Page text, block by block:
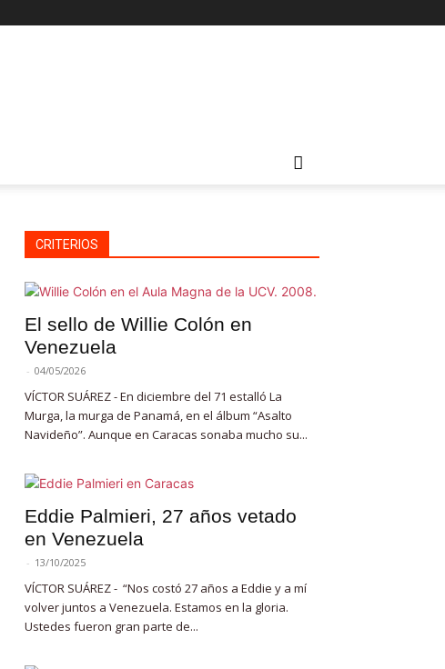
CRITERIOS
El sello de Willie Colón en
Venezuela
- 04/05/2026
VÍCTOR SUÁREZ - En diciembre del 71 estalló La
Murga, la murga de Panamá, en el álbum “Asalto
Navideño”. Aunque en Caracas sonaba mucho su...
Eddie Palmieri, 27 años vetado
en Venezuela
- 13/10/2025
VÍCTOR SUÁREZ - “Nos costó 27 años a Eddie y a mí
volver juntos a Venezuela. Estamos en la gloria.
Ustedes fueron gran parte de...